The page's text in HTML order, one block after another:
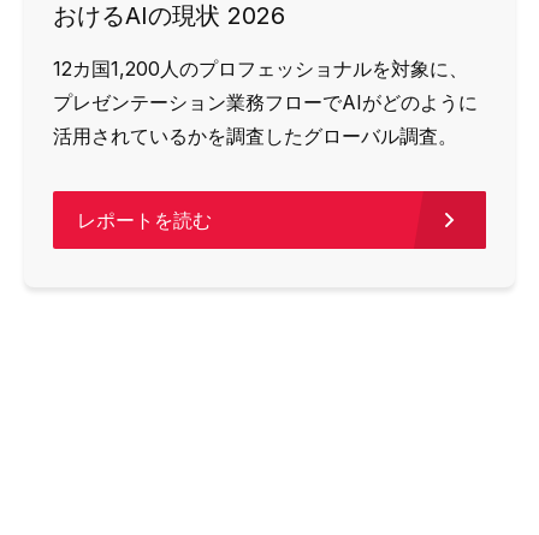
おけるAIの現状 2026
12カ国1,200人のプロフェッショナルを対象に、
プレゼンテーション業務フローでAIがどのように
活用されているかを調査したグローバル調査。
レポートを読む